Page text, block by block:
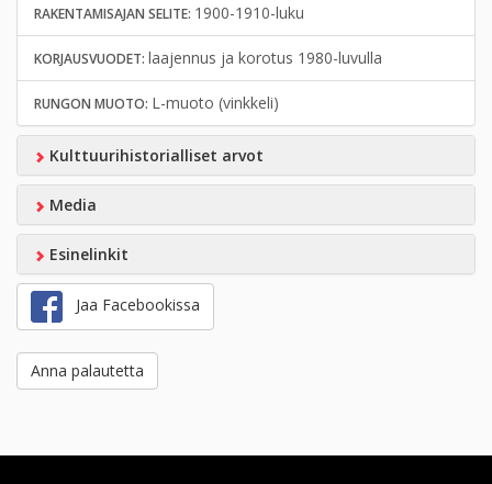
RAKENTAMISAJAN SELITE: 1900-1910-luku
KORJAUSVUODET: laajennus ja korotus 1980-luvulla
RUNGON MUOTO: L-muoto (vinkkeli)
Kulttuurihistorialliset arvot
Media
Esinelinkit
Jaa Facebookissa
Anna palautetta